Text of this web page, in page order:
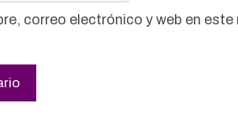
correo electrónico y web en